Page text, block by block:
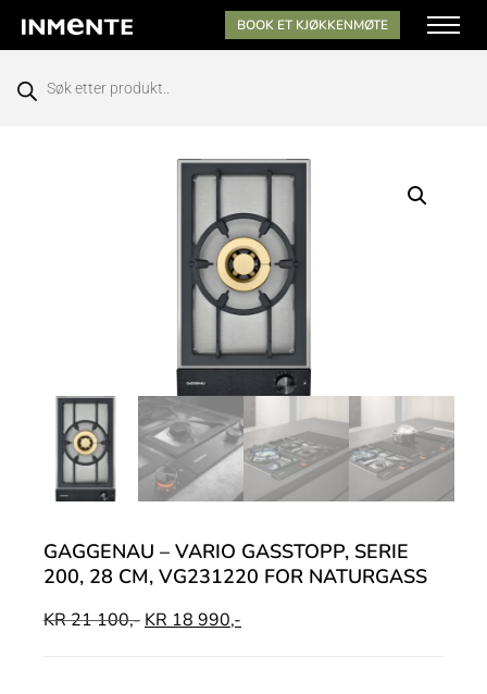
BOOK ET KJØKKENMØTE
GAGGENAU – VARIO GASSTOPP, SERIE
200, 28 CM, VG231220 FOR NATURGASS
KR21 100,- KR 18 990,-